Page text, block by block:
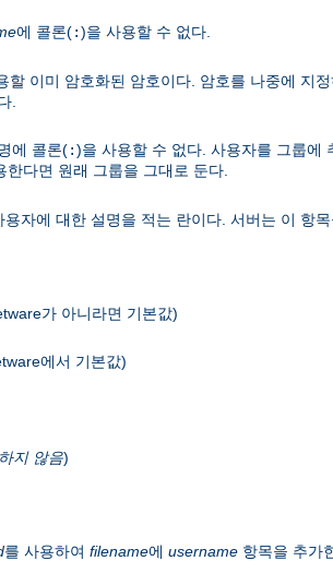
에 콜론(:)을 사용할 수 없다.
할 이미 암호화된 암호이다. 암호를 나중에 지
.
에 콜론(:)을 사용할 수 없다. 사용자를 그룹에
한다면 원래 그룹을 그대로 둔다.
자에 대한 설명을 적는 란이다. 서버는 이 항목
가 아니라면 기본값)
에서 기본값)
지 않음)
를 사용하여 filename에 username 항목을 추가